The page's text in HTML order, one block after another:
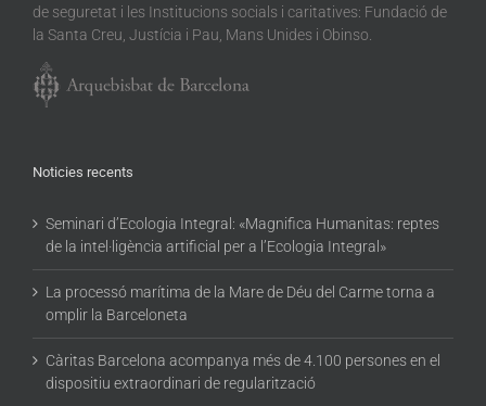
de seguretat i les Institucions socials i caritatives: Fundació de
la Santa Creu, Justícia i Pau, Mans Unides i Obinso.
Noticies recents
Seminari d’Ecologia Integral: «Magnifica Humanitas: reptes
de la intel·ligència artificial per a l’Ecologia Integral»
La processó marítima de la Mare de Déu del Carme torna a
omplir la Barceloneta
Càritas Barcelona acompanya més de 4.100 persones en el
dispositiu extraordinari de regularització